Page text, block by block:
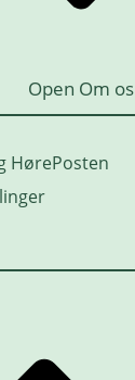
Open Om os
HørePosten